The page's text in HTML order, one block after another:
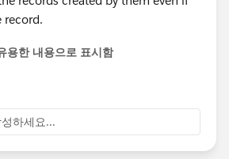
record.
용한 내용으로 표시함
하세요...